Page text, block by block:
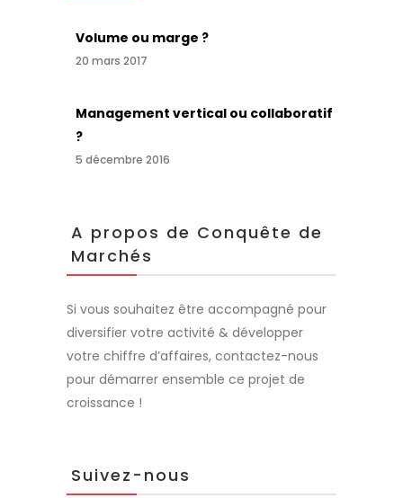
Volume ou marge ?
20 mars 2017
Management vertical ou collaboratif
?
5 décembre 2016
A propos de Conquête de
Marchés
Si vous souhaitez être accompagné pour
diversifier votre activité & développer
votre chiffre d’affaires, contactez-nous
pour démarrer ensemble ce projet de
croissance !
Suivez-nous